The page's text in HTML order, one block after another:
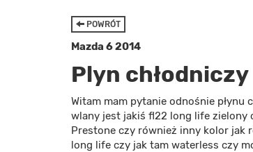
POWRÓT
Mazda 6 2014
Plyn chłodniczy
Witam mam pytanie odnośnie płynu
wlany jest jakiś fl22 long life zielony
Prestone czy również inny kolor jak
long life czy jak tam waterless czy